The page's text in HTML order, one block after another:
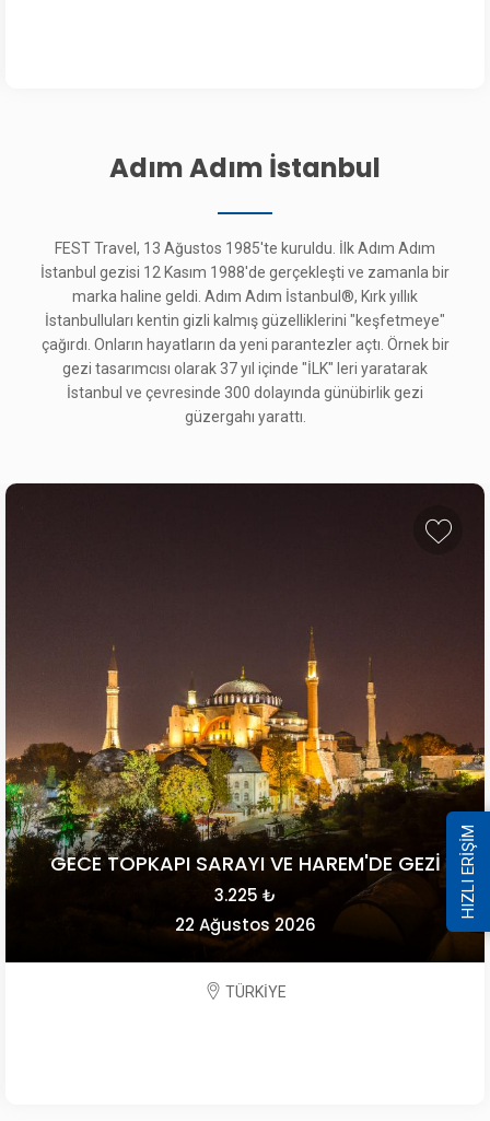
Adım Adım İstanbul
FEST Travel, 13 Ağustos 1985'te kuruldu. İlk Adım Adım
İstanbul gezisi 12 Kasım 1988'de gerçekleşti ve zamanla bir
marka haline geldi. Adım Adım İstanbul®, Kırk yıllık
İstanbulluları kentin gizli kalmış güzelliklerini "keşfetmeye"
çağırdı. Onların hayatların da yeni parantezler açtı. Örnek bir
gezi tasarımcısı olarak 37 yıl içinde "İLK" leri yaratarak
İstanbul ve çevresinde 300 dolayında günübirlik gezi
güzergahı yarattı.
GECE TOPKAPI SARAYI VE HAREM'DE GEZİ
3.225 ₺
22 Ağustos 2026
TÜRKİYE
HIZLI ERİŞİM